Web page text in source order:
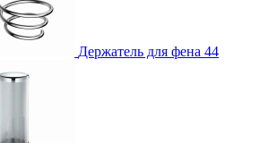
Держатель для фена 44